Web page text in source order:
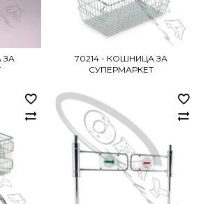
ЗА
70214 - КОШНИЦА ЗА
СУПЕРМАРКЕТ